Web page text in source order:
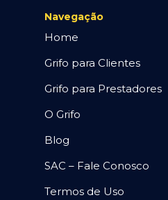
Navegação
Home
Grifo para Clientes
Grifo para Prestadores
O Grifo
Blog
SAC – Fale Conosco
Termos de Uso